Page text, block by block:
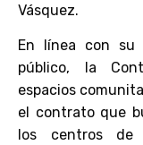
Vásquez.
En línea con su
público, la
espacios
el contrato que
los centros de